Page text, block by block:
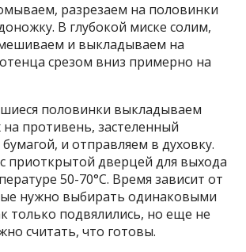
разрезаем на половинки
В глубокой миске солим,
и выкладываем на
срезом вниз примерно на
половинки выкладываем
противень, застеленный
и отправляем в духовку.
приоткрытой дверцей для выхода
50-70°C. Время зависит от
нужно выбирать одинаковыми
только подвялились, но еще не
считать, что готовы.